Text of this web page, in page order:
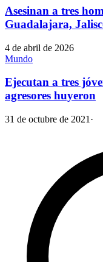
Asesinan a tres
Guadalajara,
4 de abril de 2026
Mundo
Ejecutan a tres
agresores huyeron
31 de octubre de 2021 ·